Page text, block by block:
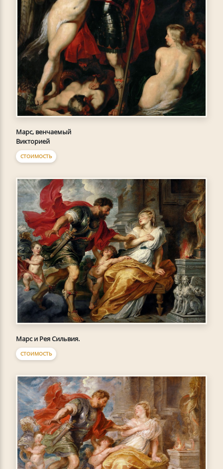
Марс, венчаемый
Викторией
СТОИМОСТЬ
Марс и Рея Сильвия.
СТОИМОСТЬ